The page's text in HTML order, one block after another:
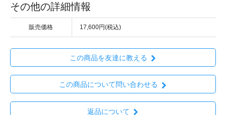
その他の詳細情報
販売価格 17,600円(税込)
この商品を友達に教える
この商品について問い合わせる
返品について